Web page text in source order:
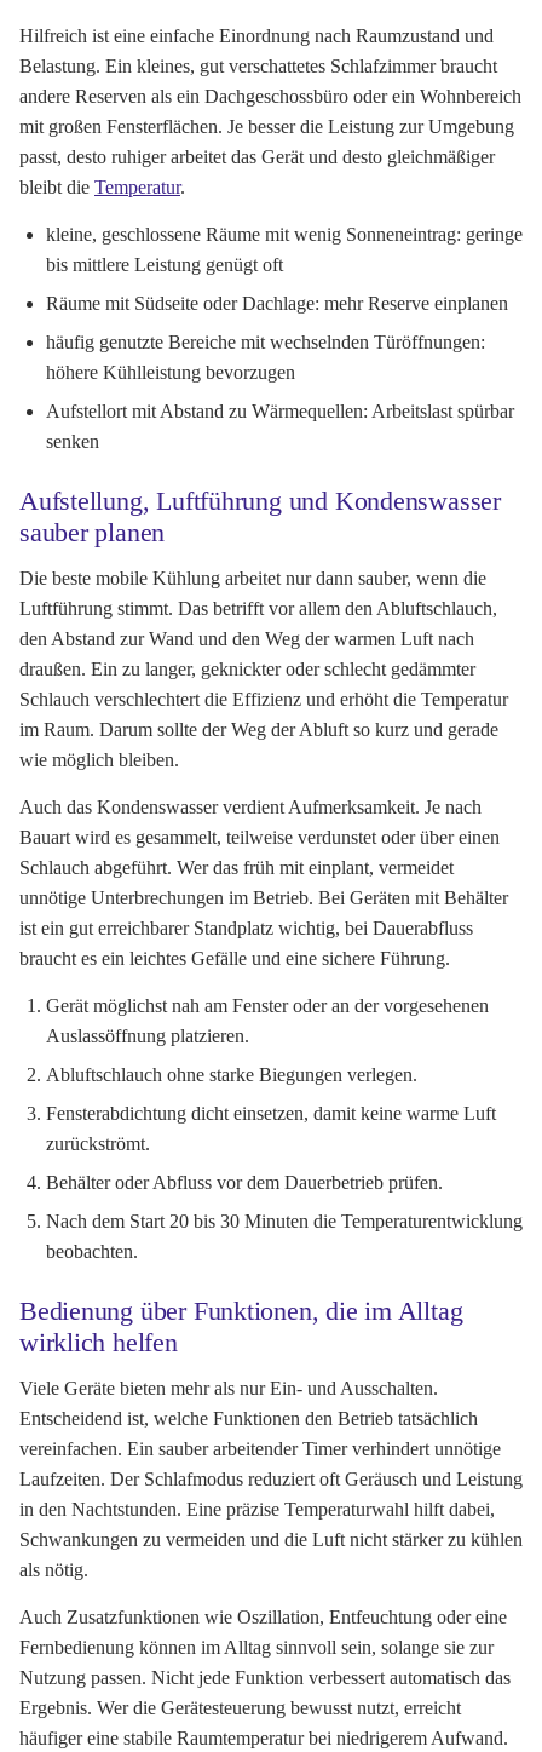
Hilfreich ist eine einfache Einordnung nach Raumzustand und
Belastung. Ein kleines, gut verschattetes Schlafzimmer braucht
andere Reserven als ein Dachgeschossbüro oder ein Wohnbereich
mit großen Fensterflächen. Je besser die Leistung zur Umgebung
passt, desto ruhiger arbeitet das Gerät und desto gleichmäßiger
bleibt die Temperatur.
kleine, geschlossene Räume mit wenig Sonneneintrag: geringe
bis mittlere Leistung genügt oft
Räume mit Südseite oder Dachlage: mehr Reserve einplanen
häufig genutzte Bereiche mit wechselnden Türöffnungen:
höhere Kühlleistung bevorzugen
Aufstellort mit Abstand zu Wärmequellen: Arbeitslast spürbar
senken
Aufstellung, Luftführung und Kondenswasser
sauber planen
Die beste mobile Kühlung arbeitet nur dann sauber, wenn die
Luftführung stimmt. Das betrifft vor allem den Abluftschlauch,
den Abstand zur Wand und den Weg der warmen Luft nach
draußen. Ein zu langer, geknickter oder schlecht gedämmter
Schlauch verschlechtert die Effizienz und erhöht die Temperatur
im Raum. Darum sollte der Weg der Abluft so kurz und gerade
wie möglich bleiben.
Auch das Kondenswasser verdient Aufmerksamkeit. Je nach
Bauart wird es gesammelt, teilweise verdunstet oder über einen
Schlauch abgeführt. Wer das früh mit einplant, vermeidet
unnötige Unterbrechungen im Betrieb. Bei Geräten mit Behälter
ist ein gut erreichbarer Standplatz wichtig, bei Dauerabfluss
braucht es ein leichtes Gefälle und eine sichere Führung.
Gerät möglichst nah am Fenster oder an der vorgesehenen
Auslassöffnung platzieren.
Abluftschlauch ohne starke Biegungen verlegen.
Fensterabdichtung dicht einsetzen, damit keine warme Luft
zurückströmt.
Behälter oder Abfluss vor dem Dauerbetrieb prüfen.
Nach dem Start 20 bis 30 Minuten die Temperaturentwicklung
beobachten.
Bedienung über Funktionen, die im Alltag
wirklich helfen
Viele Geräte bieten mehr als nur Ein- und Ausschalten.
Entscheidend ist, welche Funktionen den Betrieb tatsächlich
vereinfachen. Ein sauber arbeitender Timer verhindert unnötige
Laufzeiten. Der Schlafmodus reduziert oft Geräusch und Leistung
in den Nachtstunden. Eine präzise Temperaturwahl hilft dabei,
Schwankungen zu vermeiden und die Luft nicht stärker zu kühlen
als nötig.
Auch Zusatzfunktionen wie Oszillation, Entfeuchtung oder eine
Fernbedienung können im Alltag sinnvoll sein, solange sie zur
Nutzung passen. Nicht jede Funktion verbessert automatisch das
Ergebnis. Wer die Gerätesteuerung bewusst nutzt, erreicht
häufiger eine stabile Raumtemperatur bei niedrigerem Aufwand.